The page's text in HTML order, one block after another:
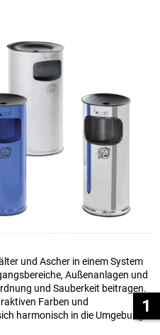
1
und Ascher in einem System
Außenanlagen und
und Sauberkeit beitragen.
Farben und
harmonisch in die Umgebung